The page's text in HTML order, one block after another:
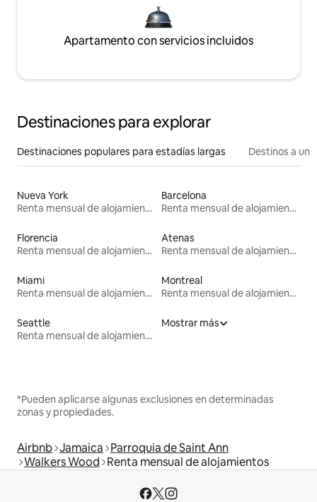
Apartamento con servicios incluidos
Destinaciones para explorar
Destinaciones populares para estadías largas Destinos a un
Nueva York
Renta mensual de alojamientos
Barcelona
Renta mensual de alojamientos
Florencia
Renta mensual de alojamientos
Atenas
Renta mensual de alojamientos
Miami
Renta mensual de alojamientos
Montreal
Renta mensual de alojamientos
Seattle
Renta mensual de alojamientos
Mostrar más
*Pueden aplicarse algunas exclusiones en determinadas
zonas y propiedades.
Airbnb Jamaica Parroquia de Saint Ann
Walkers Wood Renta mensual de alojamientos